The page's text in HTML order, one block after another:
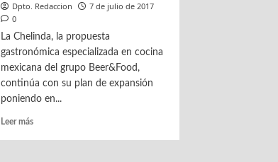
Dpto. Redaccion
7 de julio de 2017
0
La Chelinda, la propuesta
gastronómica especializada en cocina
mexicana del grupo Beer&Food,
continúa con su plan de expansión
poniendo en...
Leer másLeer